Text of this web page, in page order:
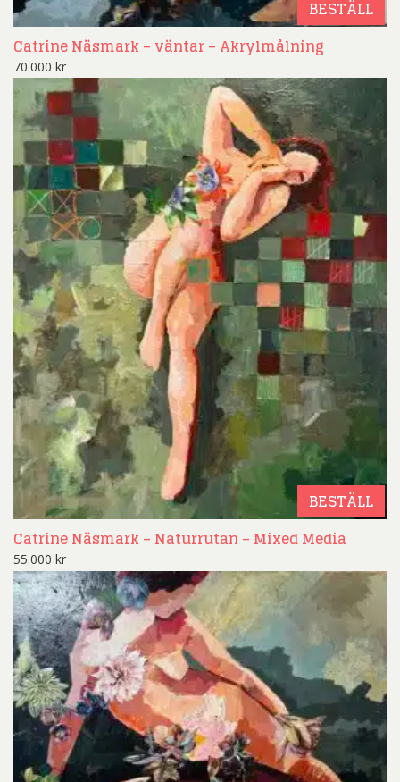
BESTÄLL
Catrine Näsmark – väntar – Akrylmålning
70.000 kr
BESTÄLL
Catrine Näsmark – Naturrutan – Mixed Media
55.000 kr